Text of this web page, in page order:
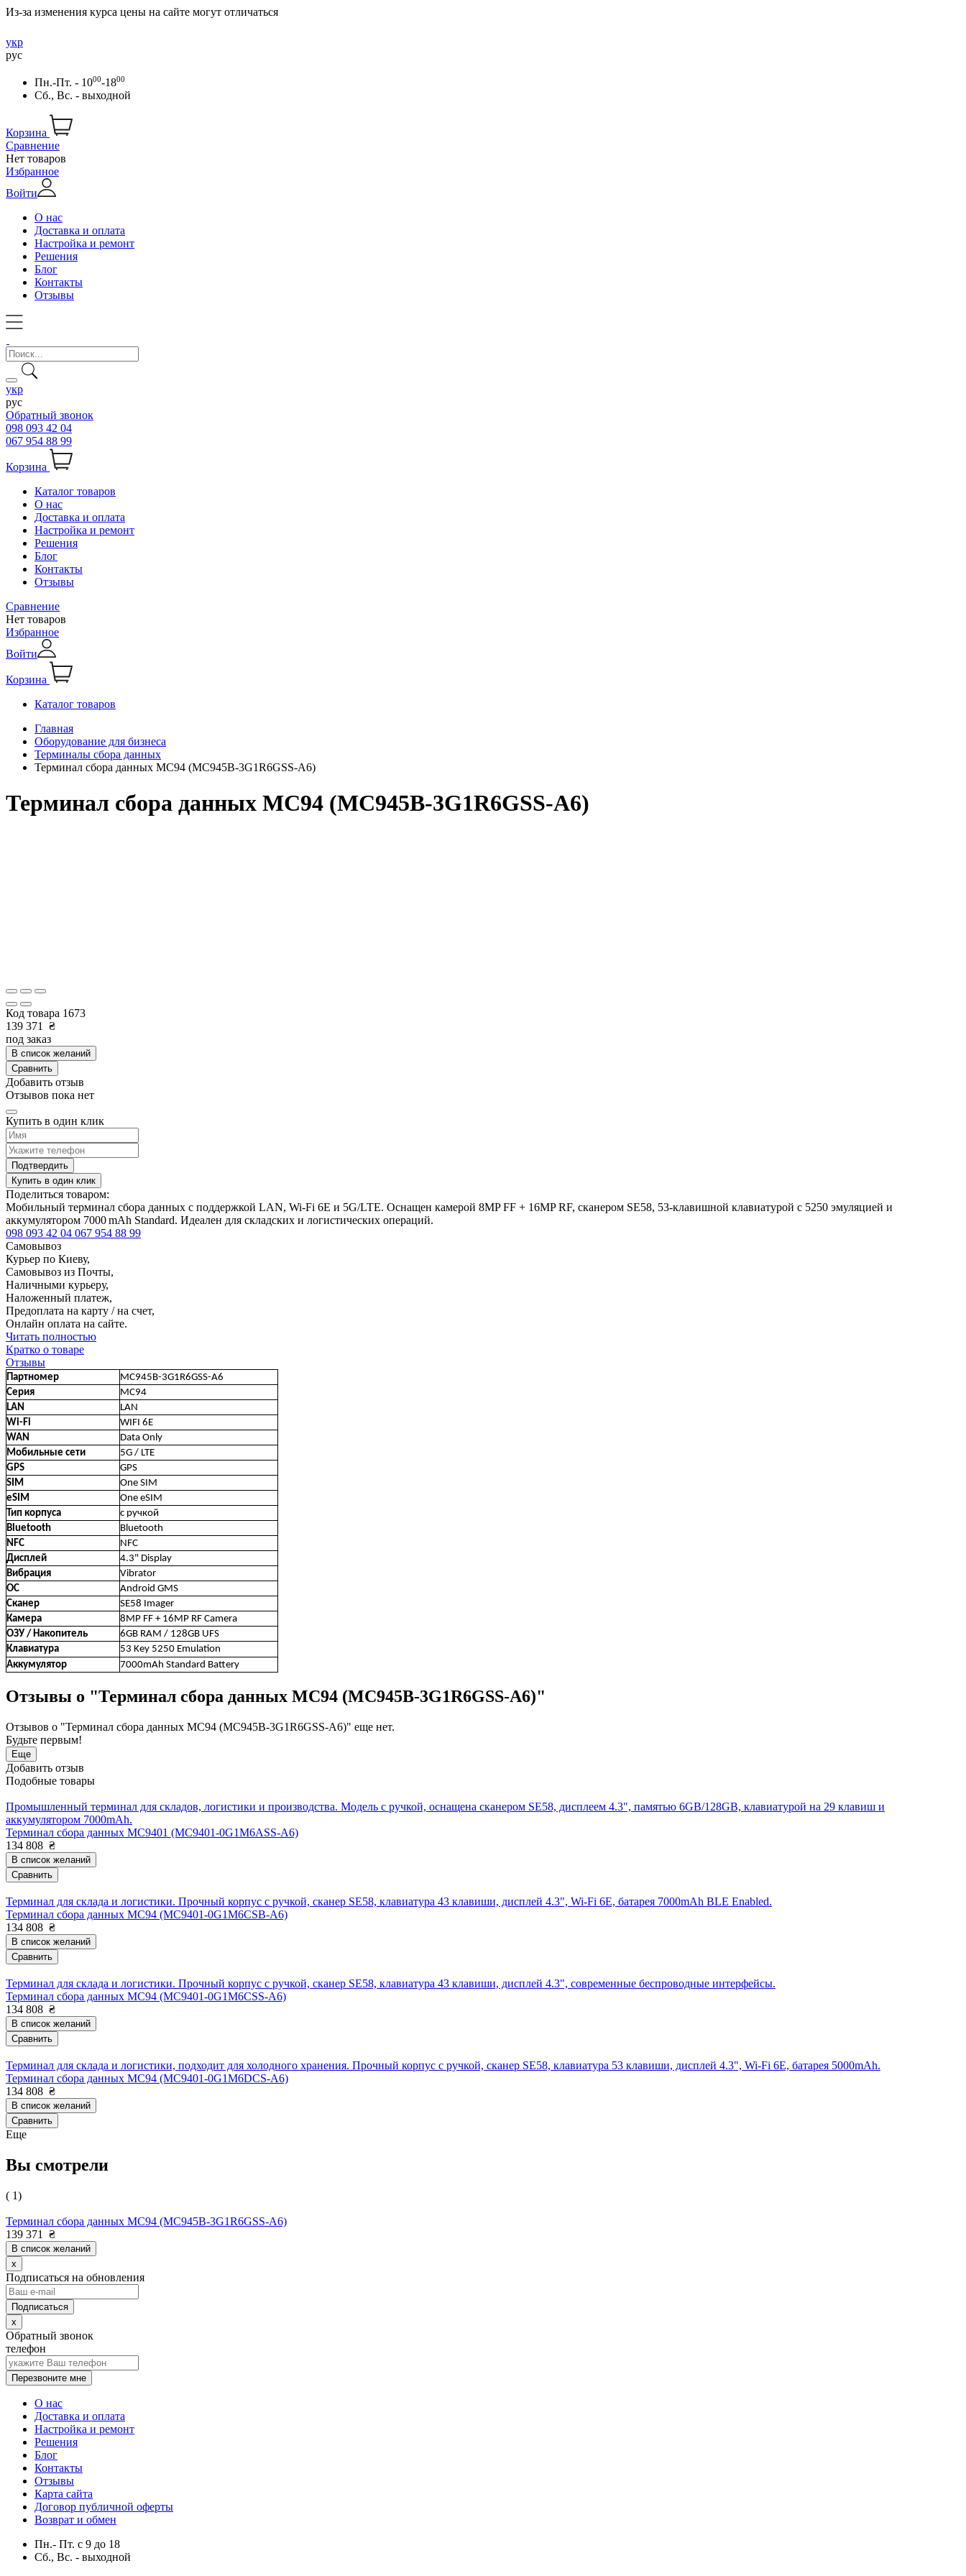
Из-за изменения курса цены на сайте могут отличаться
укр
рус
Пн.-Пт. - 1000-1800
Сб., Вс. - выходной
Корзина
Сравнение
Нет товаров
Избранное
Войти
О нас
Доставка и оплата
Настройка и ремонт
Решения
Блог
Контакты
Отзывы
укр
рус
Обратный звонок
098 093 42 04
067 954 88 99
Корзина
Каталог товаров
О нас
Доставка и оплата
Настройка и ремонт
Решения
Блог
Контакты
Отзывы
Сравнение
Нет товаров
Избранное
Войти
Корзина
Каталог товаров
Главная
Оборудование для бизнеса
Терминалы сбора данных
Терминал сбора данных MC94 (MC945B-3G1R6GSS-A6)
Терминал сбора данных MC94 (MC945B-3G1R6GSS-A6)
Код товара 1673
139 371
₴
под заказ
В список желаний
Сравнить
Добавить отзыв
Отзывов пока нет
Купить в один клик
Подтвердить
Купить в один клик
Поделиться товаром:
Мобильный терминал сбора данных с поддержкой LAN, Wi-Fi 6E и 5G/LTE. Оснащен камерой 8MP FF + 16MP RF, сканером SE58, 53-клавишной клавиатурой с 5250 эмуляцией и
аккумулятором 7000 mAh Standard. Идеален для складских и логистических операций.
098 093 42 04 067 954 88 99
Самовывоз
Курьер по Киеву,
Самовывоз из Почты,
Наличными курьеру,
Наложенный платеж,
Предоплата на карту / на счет,
Онлайн оплата на сайте.
Читать полностью
Кратко о товаре
Отзывы
Партномер
MC945B-3G1R6GSS-A6
Серия
MC94
LAN
LAN
Wi-Fi
WIFI 6E
WAN
Data Only
Мобильные сети
5G / LTE
GPS
GPS
SIM
One SIM
eSIM
One eSIM
Тип корпуса
с ручкой
Bluetooth
Bluetooth
NFC
NFC
Дисплей
4.3" Display
Вибрация
Vibrator
ОС
Android GMS
Сканер
SE58 Imager
Камера
8MP FF + 16MP RF Camera
ОЗУ / Накопитель
6GB RAM / 128GB UFS
Клавиатура
53 Key 5250 Emulation
Аккумулятор
7000mAh Standard Battery
Отзывы о "Терминал сбора данных MC94 (MC945B-3G1R6GSS-A6)"
Отзывов о "Терминал сбора данных MC94 (MC945B-3G1R6GSS-A6)" еще нет.
Будьте первым!
Еще
Добавить отзыв
Подобные товары
Промышленный терминал для складов, логистики и производства. Модель с ручкой, оснащена сканером SE58, дисплеем 4.3", памятью 6GB/128GB, клавиатурой на 29 клавиш и
аккумулятором 7000mAh.
Терминал сбора данных MC9401 (MC9401-0G1M6ASS-A6)
134 808 ₴
В список желаний
Сравнить
Терминал для склада и логистики. Прочный корпус с ручкой, сканер SE58, клавиатура 43 клавиши, дисплей 4.3", Wi-Fi 6E, батарея 7000mAh BLE Enabled.
Терминал сбора данных MC94 (MC9401-0G1M6CSB-A6)
134 808 ₴
В список желаний
Сравнить
Терминал для склада и логистики. Прочный корпус с ручкой, сканер SE58, клавиатура 43 клавиши, дисплей 4.3", современные беспроводные интерфейсы.
Терминал сбора данных MC94 (MC9401-0G1M6CSS-A6)
134 808 ₴
В список желаний
Сравнить
Терминал для склада и логистики, подходит для холодного хранения. Прочный корпус с ручкой, сканер SE58, клавиатура 53 клавиши, дисплей 4.3", Wi-Fi 6E, батарея 5000mAh.
Терминал сбора данных MC94 (MC9401-0G1M6DCS-A6)
134 808 ₴
В список желаний
Сравнить
Еще
Вы смотрели
( 1)
Терминал сбора данных MC94 (MC945B-3G1R6GSS-A6)
139 371
₴
В список желаний
x
Подписаться на обновления
x
Обратный звонок
телефон
Перезвоните мне
О нас
Доставка и оплата
Настройка и ремонт
Решения
Блог
Контакты
Отзывы
Карта сайта
Договор публичной оферты
Возврат и обмен
Пн.- Пт. с 9 до 18
Сб., Вс. - выходной